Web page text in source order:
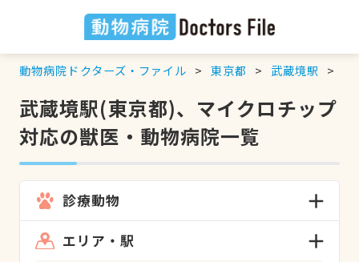
動物病院ドクターズ・ファイル 東京都 武蔵境駅
武蔵境駅(東京都)、マイクロチップ
対応の獣医・動物病院一覧
診療動物
エリア・駅